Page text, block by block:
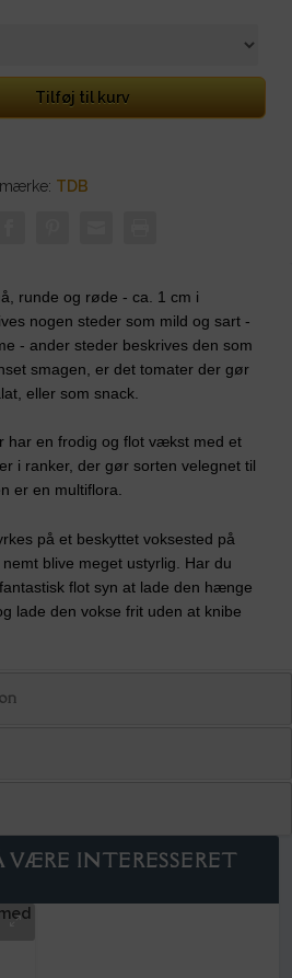
Tilføj til kurv
TDB
runde og røde - ca. 1 cm i
nogen steder som mild og sart -
- ander steder beskrives den som
smagen, er det tomater der gør
eller som snack.
har en frodig og flot vækst med et
i ranker, der gør sorten velegnet til
er en multiflora.
på et beskyttet voksested på
blive meget ustyrlig. Har du
flot syn at lade den hænge
lade den vokse frit uden at knibe
VÆRE INTERESSERET